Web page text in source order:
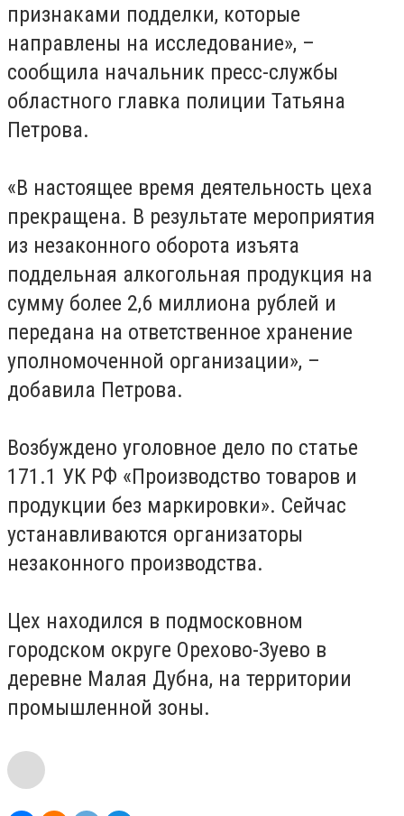
признаками подделки, которые
направлены на исследование», –
сообщила начальник пресс-службы
областного главка полиции Татьяна
Петрова.
«В настоящее время деятельность цеха
прекращена. В результате мероприятия
из незаконного оборота изъята
поддельная алкогольная продукция на
сумму более 2,6 миллиона рублей и
передана на ответственное хранение
уполномоченной организации», –
добавила Петрова.
Возбуждено уголовное дело по статье
171.1 УК РФ «Производство товаров и
продукции без маркировки». Сейчас
устанавливаются организаторы
незаконного производства.
Цех находился в подмосковном
городском округе Орехово-Зуево в
деревне Малая Дубна, на территории
промышленной зоны.